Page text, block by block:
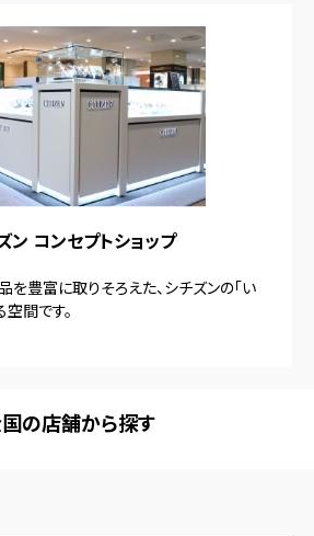
ン コンセプトショップ
豊富に取りそろえた、シチズンの「い
間です。
の店舗から探す